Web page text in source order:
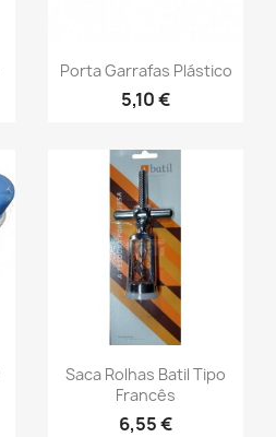
Porta Garrafas Plástico
5,10 €
Saca Rolhas Batil Tipo
Francês
6,55 €